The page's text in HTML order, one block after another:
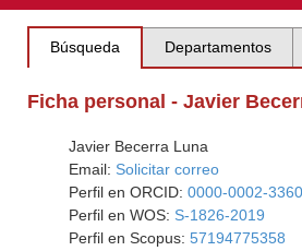
Búsqueda Departamentos
Ficha personal - Javier
Javier Becerra Luna
Email: Solicitar correo
Perfil en ORCID: 0000-0002-
Perfil en WOS: S-1826-2019
Perfil en Scopus: 57194775358